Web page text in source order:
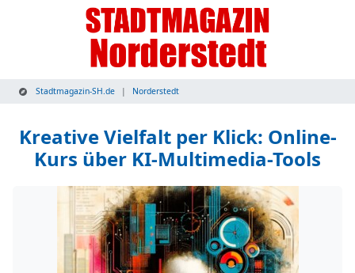
Stadtmagazin-SH.de Norderstedt
Kreative Vielfalt per Klick: Online-
Kurs über KI-Multimedia-Tools